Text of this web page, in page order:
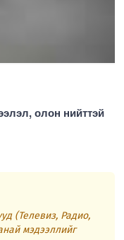
олон нийттэй
(Телевиз, Радио,
мэдээллийг